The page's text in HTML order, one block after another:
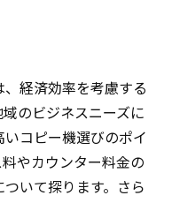
経済効率を考慮する
のビジネスニーズに
コピー機選びのポイ
やカウンター料金の
いて探ります。さら